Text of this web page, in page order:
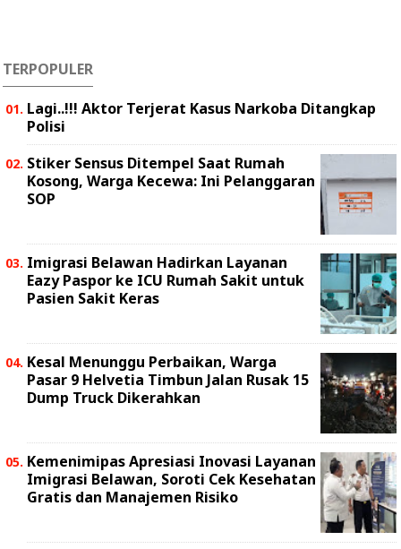
TERPOPULER
Lagi..!!! Aktor Terjerat Kasus Narkoba Ditangkap
Polisi
Stiker Sensus Ditempel Saat Rumah
Kosong, Warga Kecewa: Ini Pelanggaran
SOP
Imigrasi Belawan Hadirkan Layanan
Eazy Paspor ke ICU Rumah Sakit untuk
Pasien Sakit Keras
Kesal Menunggu Perbaikan, Warga
Pasar 9 Helvetia Timbun Jalan Rusak 15
Dump Truck Dikerahkan
Kemenimipas Apresiasi Inovasi Layanan
Imigrasi Belawan, Soroti Cek Kesehatan
Gratis dan Manajemen Risiko